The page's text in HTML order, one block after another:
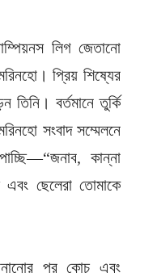
লিগ জেতানো
প্রিয় শিষ্যের
বর্তমানে তুর্কি
সংবাদ সম্মেলনে
কান্না
ছেলেরা তোমাকে
পর কোচ এবং